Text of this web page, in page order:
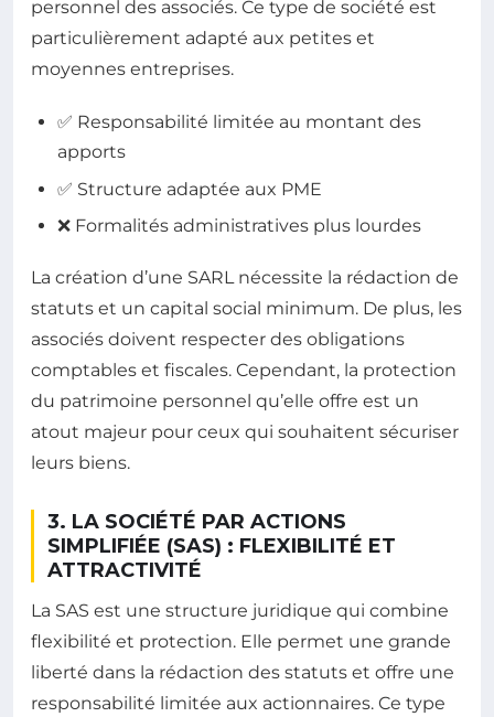
personnel des associés. Ce type de société est
particulièrement adapté aux petites et
moyennes entreprises.
✅ Responsabilité limitée au montant des
apports
✅ Structure adaptée aux PME
❌ Formalités administratives plus lourdes
La création d’une SARL nécessite la rédaction de
statuts et un capital social minimum. De plus, les
associés doivent respecter des obligations
comptables et fiscales. Cependant, la protection
du patrimoine personnel qu’elle offre est un
atout majeur pour ceux qui souhaitent sécuriser
leurs biens.
3. LA SOCIÉTÉ PAR ACTIONS
SIMPLIFIÉE (SAS) : FLEXIBILITÉ ET
ATTRACTIVITÉ
La SAS est une structure juridique qui combine
flexibilité et protection. Elle permet une grande
liberté dans la rédaction des statuts et offre une
responsabilité limitée aux actionnaires. Ce type